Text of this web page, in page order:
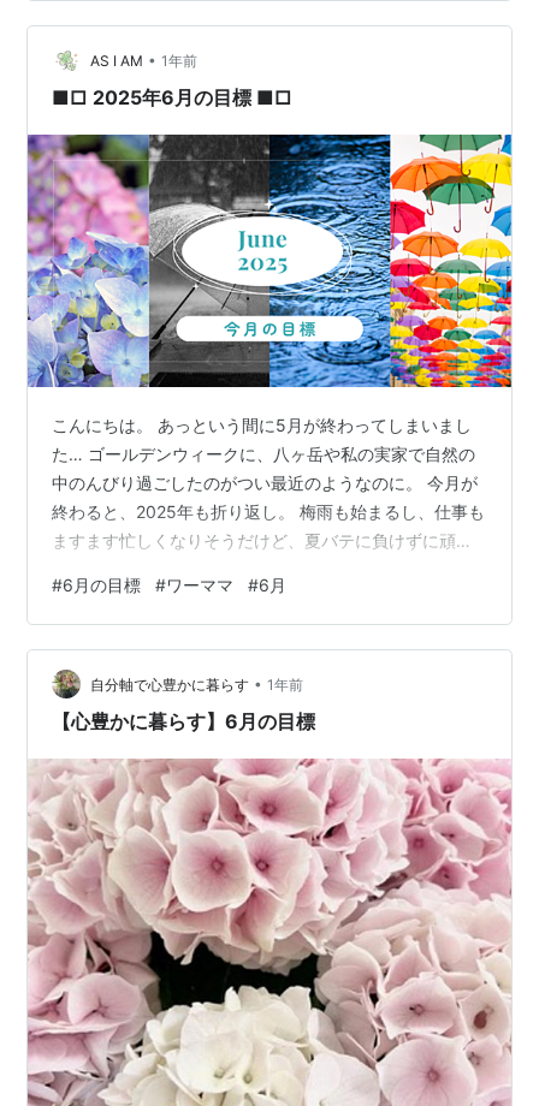
AS I AM • 1年前
■□ 2025年6月の目標 ■□
こんにちは。 あっという間に5月が終わってしまいまし
た… ゴールデンウィークに、八ヶ岳や私の実家で自然の
中のんびり過ごしたのがつい最近のようなのに。 今月が
終わると、2025年も折り返し。 梅雨も始まるし、仕事も
ますます忙しくなりそうだけど、夏バテに負けずに頑張
冊読む 有給を１日取得 AI英会話アプリで英会話レッスン
25日 家族｜Family 金沢旅行で美味しいお寿司を食べる
父の日のお祝いを家族3人で♪ 「リロ＆スティッチ」を映
画館でみる 娘のパスポートを取る 自分のこと｜Life ふる
さと納税を5万円分 金沢の温泉で、お風呂にたくさ…
#6月の目標 #ワーママ #6月
自分軸で心豊かに暮らす • 1年前
【心豊かに暮らす】6月の目標